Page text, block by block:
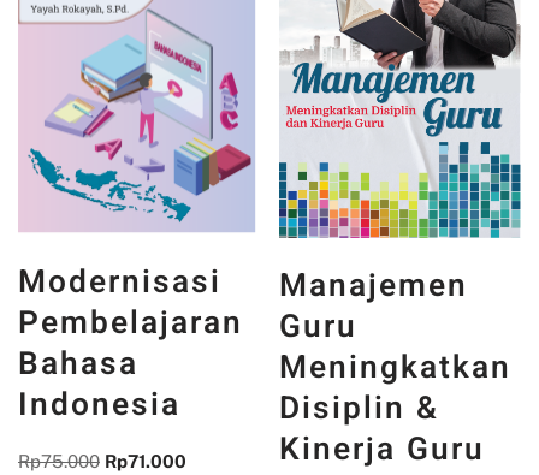
Modernisasi
Pembelajaran
Bahasa
Indonesia
Rp75.000 Rp71.000
Manajemen
Guru
Meningkatkan
Disiplin &
Kinerja Guru